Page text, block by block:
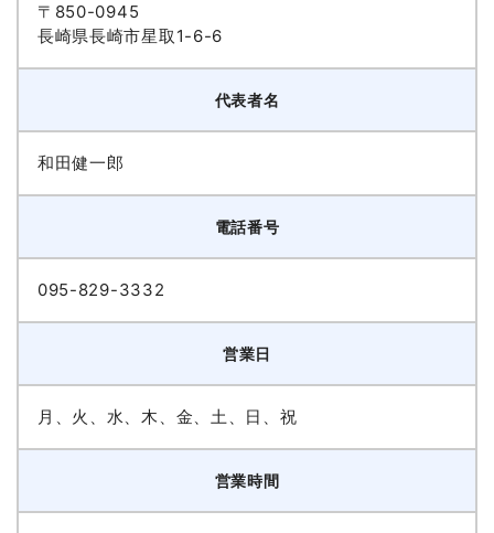
〒850-0945
長崎県長崎市星取1-6-6
代表者名
和田健一郎
電話番号
095-829-3332
営業日
月、火、水、木、金、土、日、祝
営業時間